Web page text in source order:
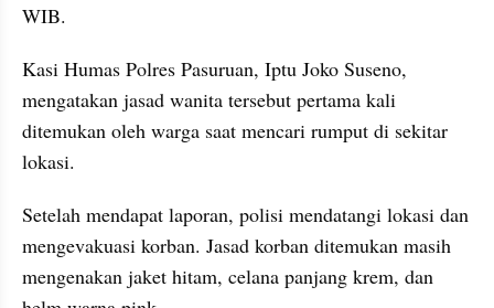
WIB.
Kasi Humas Polres Pasuruan, Iptu Joko Suseno,
mengatakan jasad wanita tersebut pertama kali
ditemukan oleh warga saat mencari rumput di sekitar
lokasi.
Setelah mendapat laporan, polisi mendatangi lokasi dan
mengevakuasi korban. Jasad korban ditemukan masih
mengenakan jaket hitam, celana panjang krem, dan